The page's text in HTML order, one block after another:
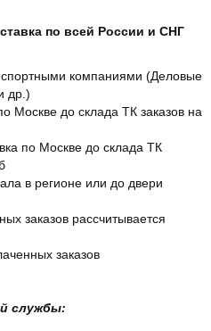
по всей России и СНГ
компаниями (Деловые
др.)
Москве до склада ТК заказов на
по Москве до склада ТК
в регионе или до двери
заказов рассчитывается
заказов
службы: